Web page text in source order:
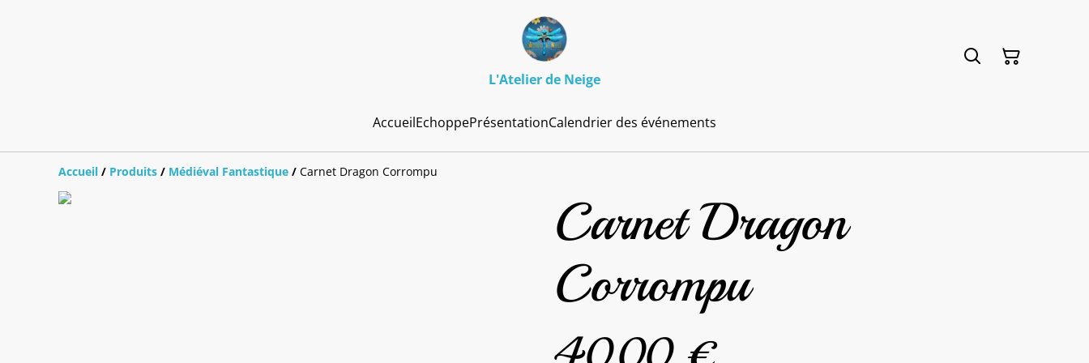
L'Atelier de Neige
AccueilEchoppePrésentationCalendrier des événements
Accueil / Produits / Médiéval Fantastique / Carnet Dragon Corrompu
Carnet Dragon
Corrompu